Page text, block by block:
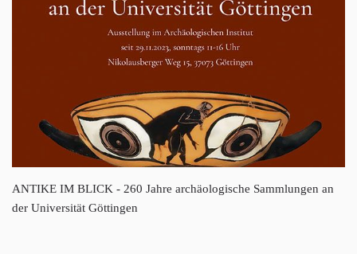
ANTIKE IM BLICK - 260 Jahre archäologische Sammlungen an
der Universität Göttingen